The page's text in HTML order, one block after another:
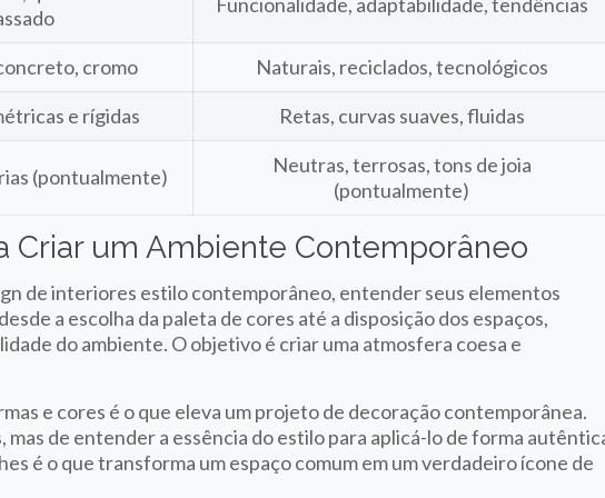
cromo
Naturais, reciclados, tecnológicos
e rígidas
Retas, curvas suaves, fluidas
(pontualmente)
Neutras, terrosas, tons de joia
(pontualmente)
Criar um Ambiente Contemporâneo
de interiores estilo contemporâneo, entender seus elementos
a escolha da paleta de cores até a disposição dos espaços,
do ambiente. O objetivo é criar uma atmosfera coesa e
e cores é o que eleva um projeto de decoração contemporânea.
mas de entender a essência do estilo para aplicá-lo de forma
é o que transforma um espaço comum em um verdadeiro ícone de